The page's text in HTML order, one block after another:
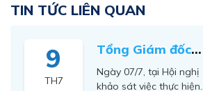
TIN TỨC LIÊN QUAN
9
TH7
Tổng Giám đốc
SPHACY tham gia
đóng góp ý kiến
Ngày 07/7, tại Hội nghị
khảo sát việc thực hiện